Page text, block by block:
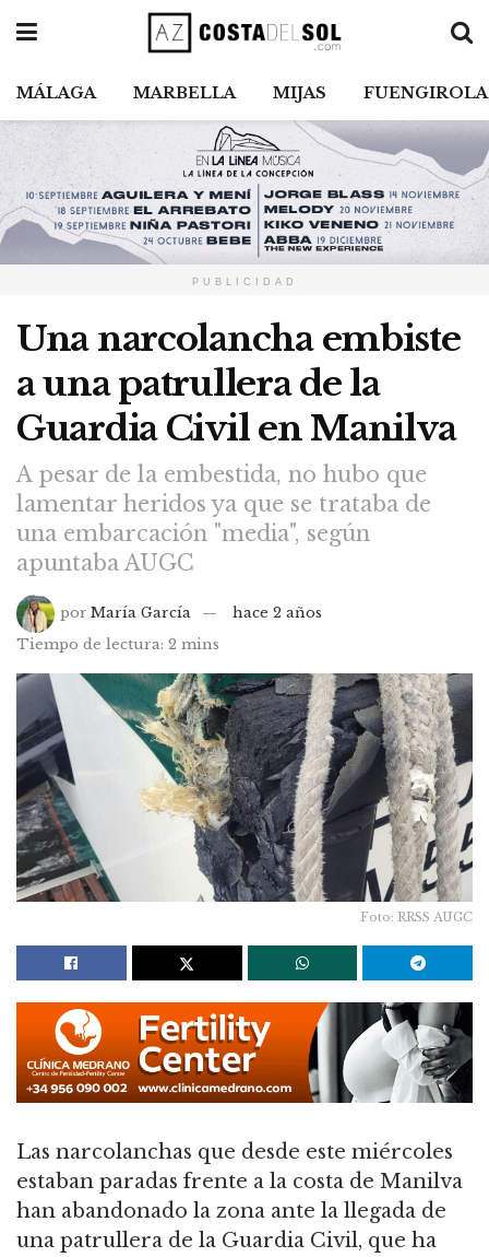
MÁLAGA MARBELLA MIJAS FUENGIROLA
PUBLICIDAD
Una narcolancha embiste
a una patrullera de la
Guardia Civil en Manilva
A pesar de la embestida, no hubo que
lamentar heridos ya que se trataba de
una embarcación "media", según
apuntaba AUGC
por María García
hace 2 años
Tiempo de lectura: 2 mins
Foto: RRSS AUGC
Las narcolanchas que desde este miércoles
estaban paradas frente a la costa de Manilva
han abandonado la zona ante la llegada de
una patrullera de la Guardia Civil, que ha